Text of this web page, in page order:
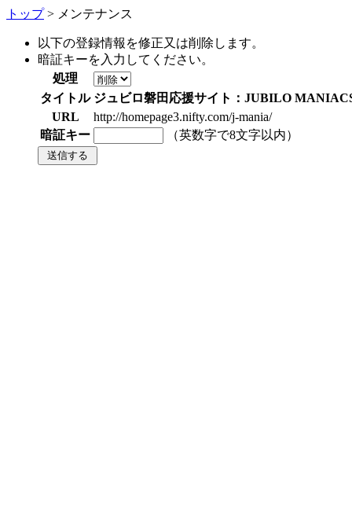
トップ> メンテナンス
以下の登録情報を修正又は削除します。
暗証キーを入力してください。
処理
タイトル ジュビロ磐田応援サイト：JUBILO
URL
http://homepage3.nifty.com/j-mania/
暗証キー
（英数字で8文字以内）